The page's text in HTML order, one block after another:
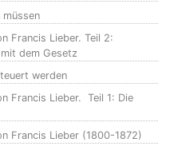
müssen
Francis Lieber. Teil 2:
dem Gesetz
werden
Francis Lieber. Teil 1: Die
Francis Lieber (1800-1872)